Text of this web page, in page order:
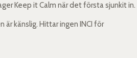
Keep it Calm när det första sjunkit in.
är känslig. Hittar ingen INCI för